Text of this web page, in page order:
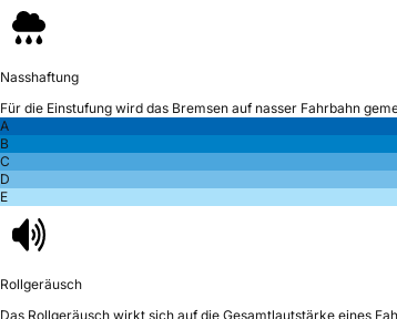
Nasshaftung
Für die Einstufung wird das Bremsen auf nasser Fahrbahn
A
B
C
D
E
Rollgeräusch
Das Rollgeräusch wirkt sich auf die Gesamtlautstärke eines